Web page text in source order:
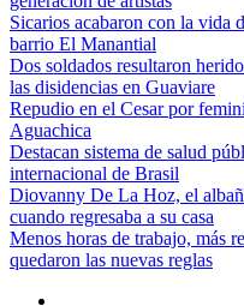
Sicarios acabaron con la vida
barrio El Manantial
Dos soldados resultaron
las disidencias en Guaviare
Repudio en el Cesar por
Aguachica
Destacan sistema de salud
internacional de Brasil
Diovanny De La Hoz, el
cuando regresaba a su casa
Menos horas de trabajo, más
quedaron las nuevas reglas